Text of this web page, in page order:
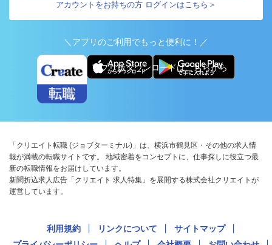
アカウントをお持ちの方 ログインはこちら＞
＼アプリのご利用でもっと便利に！／
アプリ版ダウンロードはこちらから
「クリエイト転職 (ジョブターミナル)」は、横浜市鶴見区・その他の求人情
報が満載の転職サイトです。 地域密着をコンセプトに、仕事探しに役立つ最
新の転職情報をお届けしています。
新聞折込求人広告「クリエイト 求人特集」を展開する株式会社クリエイトが
運営しています。
利用規約 リンクについて
サイトマップ